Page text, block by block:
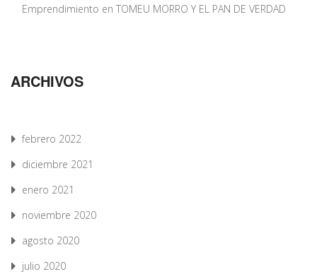
Emprendimiento en TOMEU MORRO Y EL PAN DE VERDAD
ARCHIVOS
febrero 2022
diciembre 2021
enero 2021
noviembre 2020
agosto 2020
julio 2020